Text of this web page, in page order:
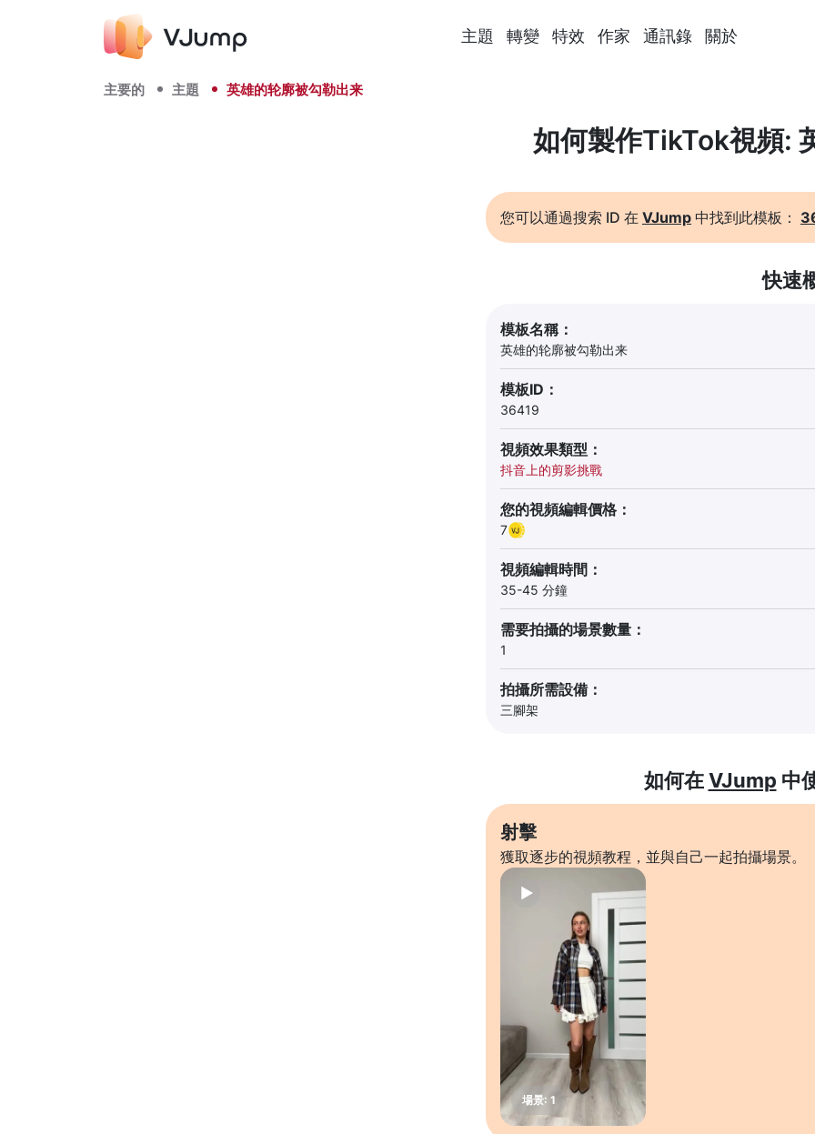
主題 轉變 特效 作家 通訊錄 關於
主要的 主題 英雄的轮廓被勾勒出来
如何製作TikTok視頻:
您可以通過搜索 ID 在 VJump 中找到此模板：
快速
模板名稱：
英雄的轮廓被勾勒出来
模板ID：
36419
視頻效果類型：
抖音上的剪影挑戰
您的視頻編輯價格：
7
視頻編輯時間：
35-45 分鐘
需要拍攝的場景數量：
1
拍攝所需設備：
三腳架
如何在VJump 中
射擊
獲取逐步的視頻教程，並與自己一起拍攝場景。